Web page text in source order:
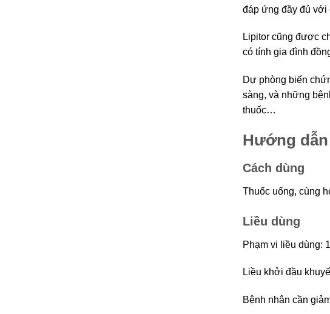
đáp ứng đầy đủ với
Lipitor cũng được
có tính gia đình
Dự phòng biến
sàng, và những
thuốc…
Hướng
Cách dùng
Thuốc uống, cùng
Liều dùng
Phạm vi liều dùng:
Liều khởi đầu
Bệnh nhân cần